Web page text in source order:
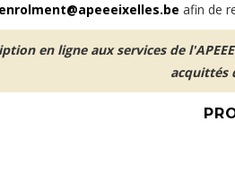
enrolment@apeeeixelles.be afin de
en ligne aux services de
acquittés